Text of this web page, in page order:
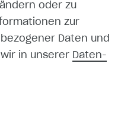
oder zu
zur
Daten und
in unserer Daten­